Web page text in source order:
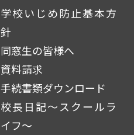
学校いじめ防止基本方
針
同窓生の皆様へ
資料請求
手続書類ダウンロード
校長日記～スクールラ
イフ～